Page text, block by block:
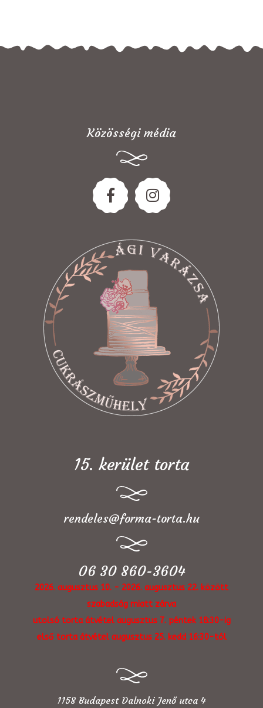
Közösségi média
15. kerület torta
rendeles@forma-torta.hu
06 30 860-3604
2026. augusztus 10. - 2026. augusztus 22. között
szabadság miatt zárva
utolsó torta átvétel augusztus 7. péntek 18:30-ig
első torta átvétel augusztus 25. kedd 16:30-tól
1158 Budapest Dalnoki Jenő utca 4